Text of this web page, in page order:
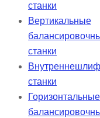
станки
Вертикальные
станки
станки
Горизонтальные